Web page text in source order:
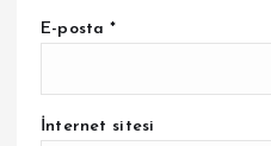
E-posta*
İnternet sitesi